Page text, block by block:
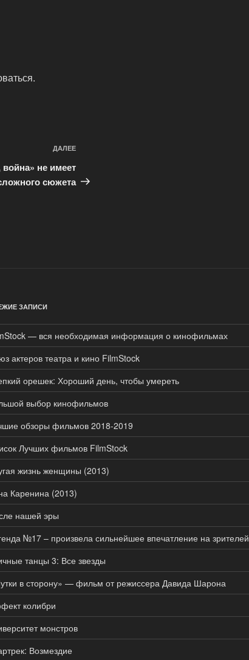
.
ДАЛЕЕ
не имеет
сюжета
ЗАПИСИ
— вся необходимая информация о кинофильмах
актеров театра и кино FilmStock
орешек: Хороший день, чтобы умереть
выбор кинофильмов
обзоры фильмов 2018-2019
Лучших фильмов FilmStock
жизнь женщины (2013)
Каренина (2013)
нашей эры
№17 – произвела сильнейшее впечатление на зрителей
танцы 3: Все звезды
в сторону» — фильм от режиссера Давида Шарона
колибри
монстров
Возмездие